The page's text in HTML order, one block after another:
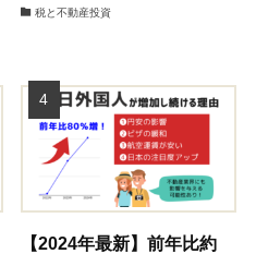
税と不動産投資
【2024年最新】前年比約